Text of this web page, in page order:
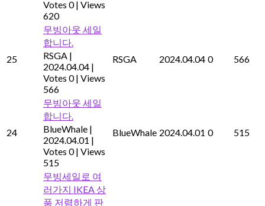
Votes 0 | Views
620
25
무빙아웃 세일
합니다.
RSGA |
2024.04.04 |
Votes 0 | Views
566
RSGA 2024.04.04 0 566
24
무빙아웃 세일
합니다.
BlueWhale |
2024.04.01 |
Votes 0 | Views
515
BlueWhale 2024.04.01 0 515
무빙세일로 여
러가지 IKEA 상
품 저렴하게 판